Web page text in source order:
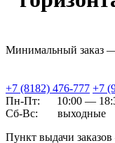
Минимальный заказ
+7 (8182) 476-777 +7
Пн-Пт:
10:00 —
Сб-Вс:
выходные
Пункт выдачи